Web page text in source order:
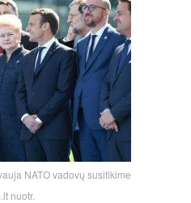
NATO vadovų susitikime
nuotr.